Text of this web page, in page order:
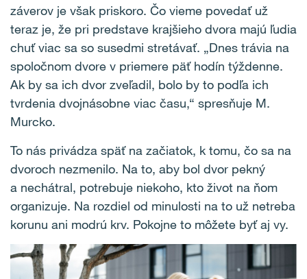
záverov je však priskoro. Čo vieme povedať už
teraz je, že pri predstave krajšieho dvora majú ľudia
chuť viac sa so susedmi stretávať. „Dnes trávia na
spoločnom dvore v priemere päť hodín týždenne.
Ak by sa ich dvor zveľadil, bolo by to podľa ich
tvrdenia dvojnásobne viac času,“ spresňuje M.
Murcko.
To nás privádza späť na začiatok, k tomu, čo sa na
dvoroch nezmenilo. Na to, aby bol dvor pekný
a nechátral, potrebuje niekoho, kto život na ňom
organizuje. Na rozdiel od minulosti na to už netreba
korunu ani modrú krv. Pokojne to môžete byť aj vy.